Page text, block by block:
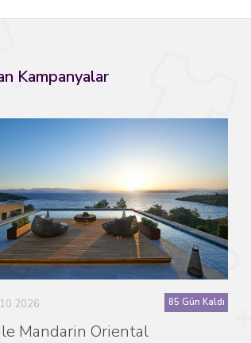
Kampanyalar
85 Gün Kaldı
Mandarin Oriental